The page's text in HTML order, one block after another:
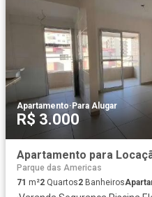
Apartamento·Para Alugar
R$ 3.000
Parque das Americas
71 m²2 Quartos2 Banheiros